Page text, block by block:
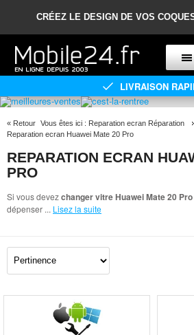
CRÉEZ LE DESIGN DE VOS
LIVRAISON
« Retour Vous êtes ici : Reparation ecran Réparation
Reparation ecran Huawei Mate 20 Pro
REPARATION ECRAN
PRO
Si vous devezchanger vitre Huawei Mate 20 Pro
dépenser ... Lisez la suite